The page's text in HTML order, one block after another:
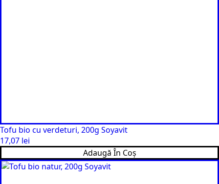
Tofu bio cu verdeturi, 200g Soyavit
17,07 lei
Adaugă În Coș